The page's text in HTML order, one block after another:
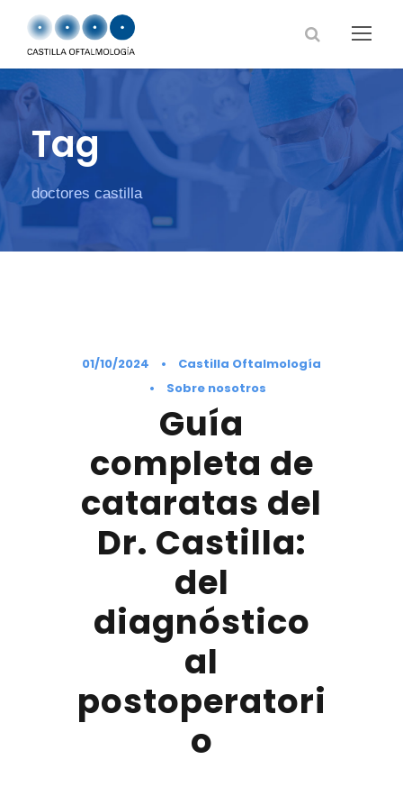
Tag
doctores castilla
01/10/2024 •
Castilla Oftalmología
•
Sobre nosotros
Guía
completa de
cataratas del
Dr. Castilla:
del
diagnóstico
al
postoperatori
o